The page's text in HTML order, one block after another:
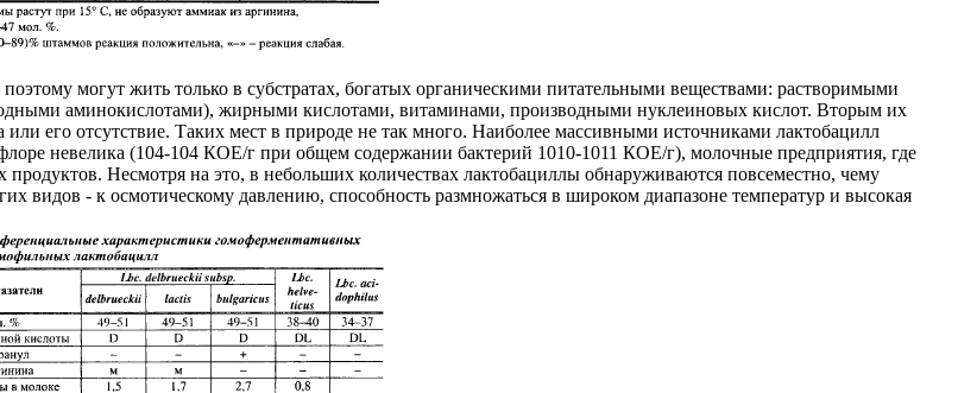
могут жить только в субстратах, богатых органическими питательными веществами: растворимыми
аминокислотами), жирными кислотами, витаминами, производными нуклеиновых кислот. Вторым их
или его отсутствие. Таких мест в природе не так много. Наиболее массивными источниками лактобацилл
невелика (104-104 КОЕ/г при общем содержании бактерий 1010-1011 КОЕ/г), молочные предприятия, где
Несмотря на это, в небольших количествах лактобациллы обнаруживаются повсеместно, чему
видов - к осмотическому давлению, способность размножаться в широком диапазоне температур и высокая